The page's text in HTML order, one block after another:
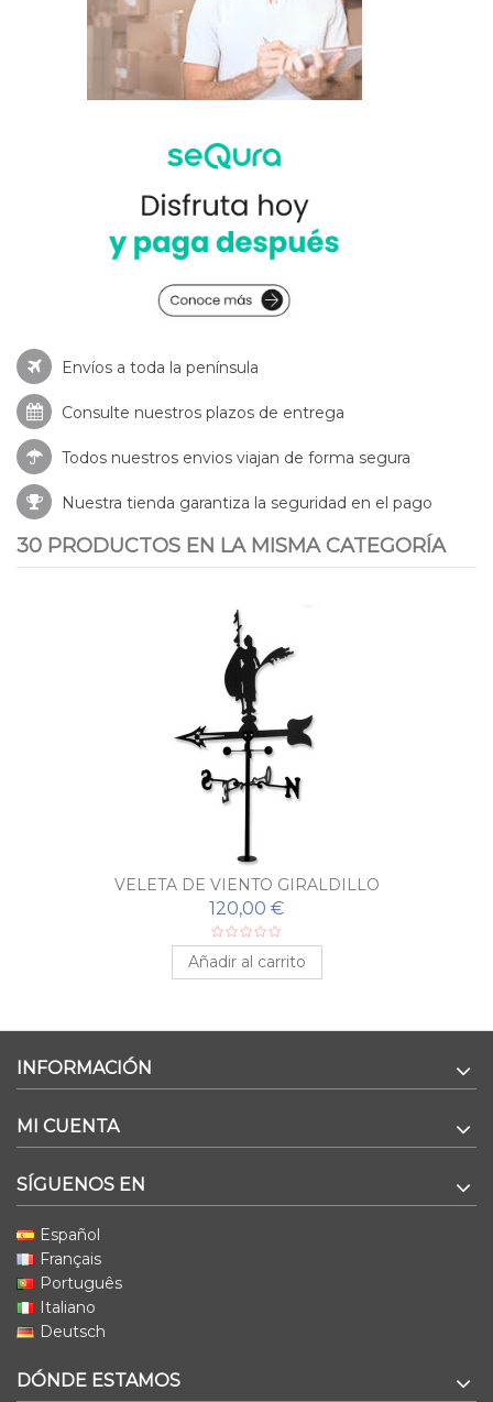
Envíos a toda la península
Consulte nuestros plazos de entrega
Todos nuestros envios viajan de forma segura
Nuestra tienda garantiza la seguridad en el pago
30 PRODUCTOS EN LA MISMA CATEGORÍA
VELETA DE VIENTO GIRALDILLO
120,00 €
Añadir al carrito
INFORMACIÓN
MI CUENTA
SÍGUENOS EN
Español
Français
Português
Italiano
Deutsch
DÓNDE ESTAMOS